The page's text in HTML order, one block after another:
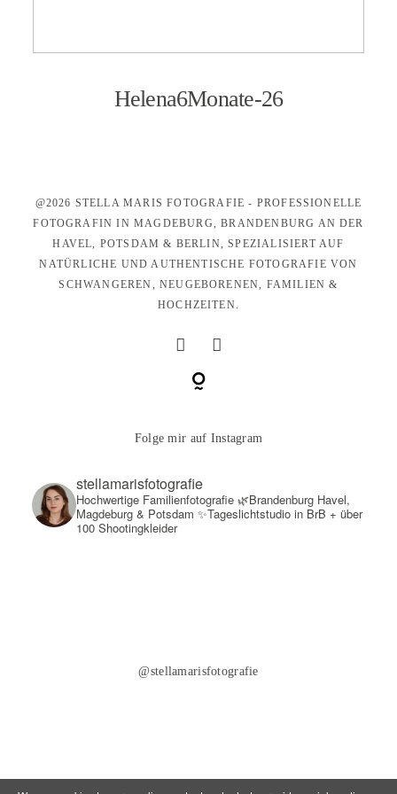
Helena6Monate-26
@2026 STELLA MARIS FOTOGRAFIE - PROFESSIONELLE
FOTOGRAFIN IN MAGDEBURG, BRANDENBURG AN DER
HAVEL, POTSDAM & BERLIN, SPEZIALISIERT AUF
NATÜRLICHE UND AUTHENTISCHE FOTOGRAFIE VON
SCHWANGEREN, NEUGEBORENEN, FAMILIEN &
HOCHZEITEN.
Folge mir auf Instagram
@stellamarisfotografie
stellamarisfotografie
Hochwertige Familienfotografie🌿Brandenburg Havel,
Magdeburg & Potsdam ✨Tageslichtstudio in BrB + über
100 Shootingkleider